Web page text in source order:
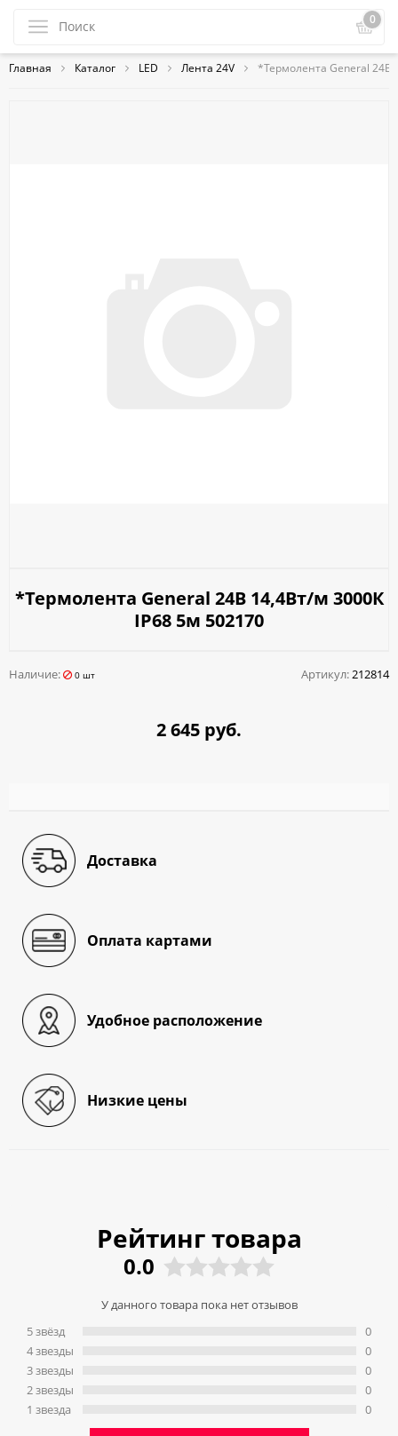
0
Главная Каталог LED Лента 24V *Термолента General 24В
*Термолента General 24В 14,4Вт/м 3000К
IP68 5м 502170
Наличие: 0 шт Артикул:212814
2 645 руб.
Доставка
Оплата картами
Удобное расположение
Низкие цены
Рейтинг товара
0.0
У данного товара пока нет отзывов
5 звёзд
4 звeзды
3 звeзды
2 звeзды
1 звeзда
0
0
0
0
0